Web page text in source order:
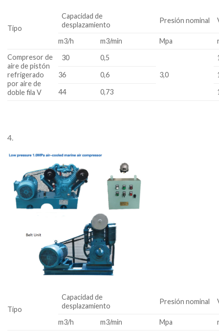
Tipo
Capacidad de
desplazamiento
Presión nominal
m3/h m3/min Mpa
Compresor de
aire de pistón
refrigerado
por aire de
doble fila V
30 0,5
3,0
36 0,6
44 0,73
4.
Tipo
Capacidad de
desplazamiento
Presión nominal
m3/h m3/min Mpa